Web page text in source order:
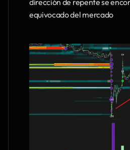
dirección de repente se
equivocado del mercado